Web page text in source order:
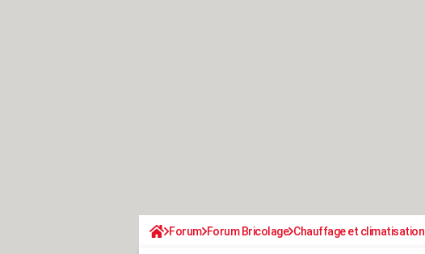
Forum Forum Bricolage Chauffage et climatisation